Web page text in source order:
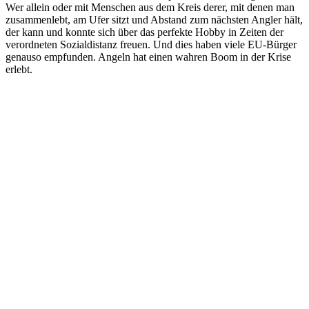
Wer allein oder mit Menschen aus dem Kreis derer, mit denen man
zusammenlebt, am Ufer sitzt und Abstand zum nächsten Angler hält,
der kann und konnte sich über das perfekte Hobby in Zeiten der
verordneten Sozialdistanz freuen. Und dies haben viele EU-Bürger
genauso empfunden. Angeln hat einen wahren Boom in der Krise
erlebt.